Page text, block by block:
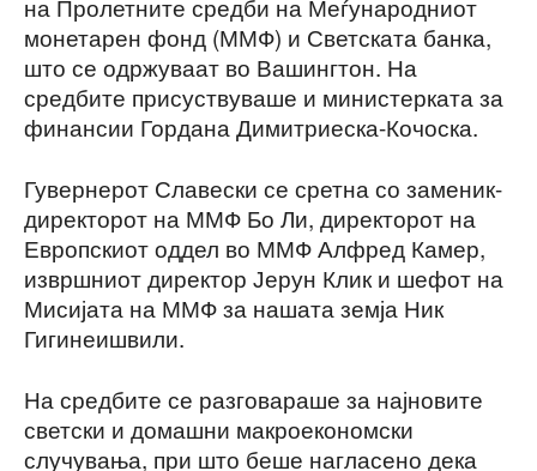
на Пролетните средби на Меѓународниот
монетарен фонд (ММФ) и Светската банка,
што се одржуваат во Вашингтон. На
средбите присуствуваше и министерката за
финансии Гордана Димитриеска-Кочоска.
Гувернерот Славески се сретна со заменик-
директорот на ММФ Бо Ли, директорот на
Европскиот оддел во ММФ Алфред Камер,
извршниот директор Јерун Клик и шефот на
Мисијата на ММФ за нашата земја Ник
Гигинеишвили.
На средбите се разговараше за најновите
светски и домашни макроекономски
случувања, при што беше нагласено дека